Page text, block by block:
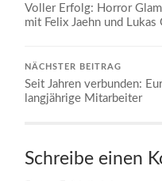
Voller Erfolg: Horror
mit Felix Jaehn und Lukas
NÄCHSTER BEITRAG
Seit Jahren verbunden:
langjährige Mitarbeiter
Schreibe einen